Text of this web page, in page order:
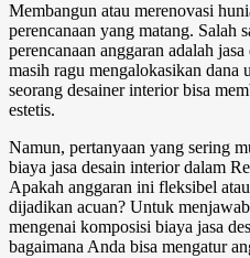
Membangun atau merenovasi
perencanaan yang matang. Salah
perencanaan anggaran adalah
masih ragu mengalokasikan dana
seorang desainer interior bisa
estetis.
Namun, pertanyaan yang sering
biaya jasa desain interiordalam
Apakah anggaran ini fleksibel
dijadikan acuan? Untuk
mengenai komposisi biaya jasa
bagaimana Anda bisa mengatur